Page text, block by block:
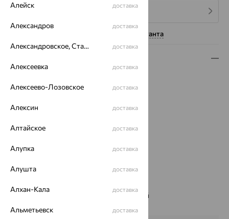
4 платежа по 78 143
Нужна помощь консультанта
Вес:4.68
Цвет металла:
Проба:
Вставка:
Цвет вставки:
Бесцветный
Характеристика вставки:
Алейск доставка
Александров доставка
Александровское, Ставропольский край доставка
Алексеевка доставка
Алексеево-Лозовское доставка
Алексин доставка
Алтайское доставка
Алупка доставка
Алушта доставка
Алхан-Кала доставка
Альметьевск доставка